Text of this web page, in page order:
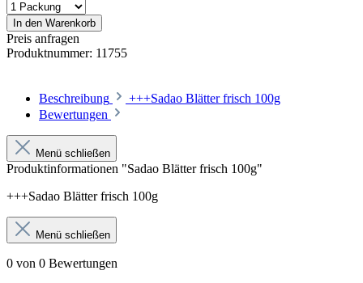
In den Warenkorb
Preis anfragen
Produktnummer: 11755
Beschreibung
+++Sadao Blätter frisch 100g
Bewertungen
Menü schließen
Produktinformationen "Sadao Blätter frisch 100g"
+++Sadao Blätter frisch 100g
Menü schließen
0 von 0 Bewertungen